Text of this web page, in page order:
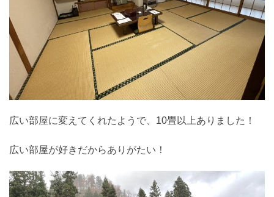
広い部屋に変えてくれたようで、10畳以上ありました！
広い部屋が好きだからありがたい！